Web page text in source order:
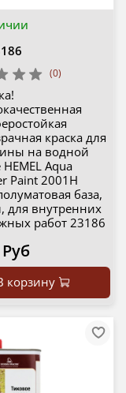
(0)
краска для
на водной
Aqua
Paint 2001H
база,
для внутренних
работ 23186
корзину